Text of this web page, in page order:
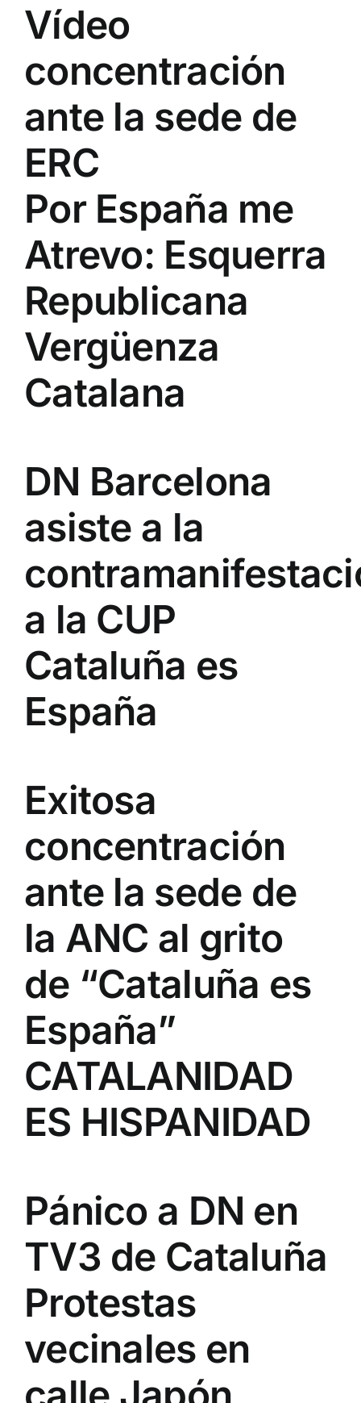
Vídeo
concentración
ante la sede de
ERC
Por España me
Atrevo: Esquerra
Republicana
Vergüenza
Catalana
DN Barcelona
asiste a la
a la CUP
Cataluña es
España
Exitosa
concentración
ante la sede de
la ANC al grito
de “Cataluña es
España”
CATALANIDAD
ES HISPANIDAD
Pánico a DN en
TV3 de Cataluña
Protestas
vecinales en